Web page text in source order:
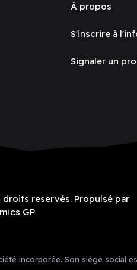
À propos
S'inscrire à
Signaler un
droits reservés. Propulsé par
GP
incorporée. Son siège social